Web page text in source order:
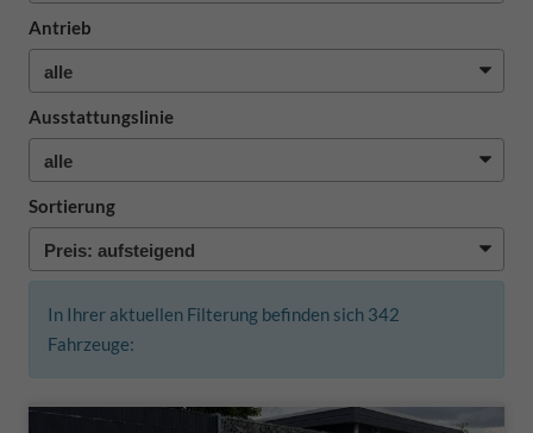
Antrieb
Ausstattungslinie
Sortierung
In Ihrer aktuellen Filterung befinden sich 342
Fahrzeuge: